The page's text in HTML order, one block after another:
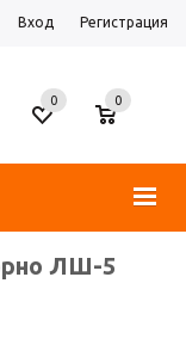
Вход Регистрация
0
0
ЛШ-5